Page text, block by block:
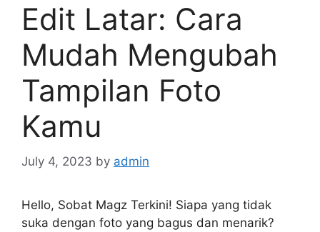
Edit Latar: Cara
Mudah Mengubah
Tampilan Foto
Kamu
July 4, 2023 by admin
Hello, Sobat Magz Terkini! Siapa yang tidak
suka dengan foto yang bagus dan menarik?